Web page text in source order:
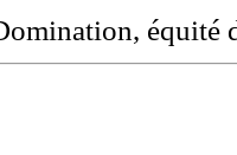
équité